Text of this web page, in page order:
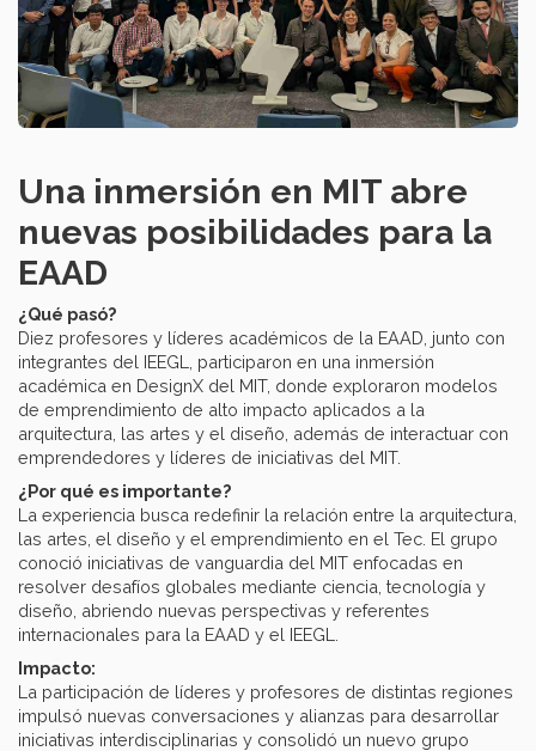
Una inmersión en MIT abre
nuevas posibilidades para la
EAAD
¿Qué pasó?
Diez profesores y líderes académicos de la EAAD, junto con
integrantes del IEEGL, participaron en una inmersión
académica en DesignX del MIT, donde exploraron modelos
de emprendimiento de alto impacto aplicados a la
arquitectura, las artes y el diseño, además de interactuar con
emprendedores y líderes de iniciativas del MIT.
¿Por qué es importante?
La experiencia busca redefinir la relación entre la arquitectura,
las artes, el diseño y el emprendimiento en el Tec. El grupo
conoció iniciativas de vanguardia del MIT enfocadas en
resolver desafíos globales mediante ciencia, tecnología y
diseño, abriendo nuevas perspectivas y referentes
internacionales para la EAAD y el IEEGL.
Impacto:
La participación de líderes y profesores de distintas regiones
impulsó nuevas conversaciones y alianzas para desarrollar
iniciativas interdisciplinarias y consolidó un nuevo grupo